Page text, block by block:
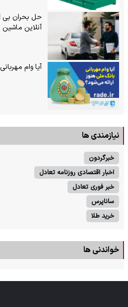
حل بحران بی‌
آنلاین ماشین
آیا وام
نیازمندی ها
خبرگردون
اخبار اقتصادی روزنامه تعادل
خبر فوری تعادل
ساناپرس
خرید طلا
خواندنی ها